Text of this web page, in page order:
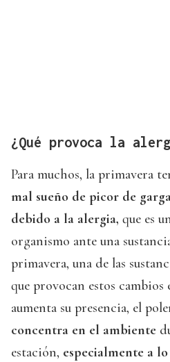
¿Qué provoca la
Para muchos, la primavera
mal sueño de picor de
debido a la alergia, que es
organismo ante una
primavera, una de las
que provocan estos cambios
aumenta su presencia, el
concentra en el ambiente
estación, especialmente a